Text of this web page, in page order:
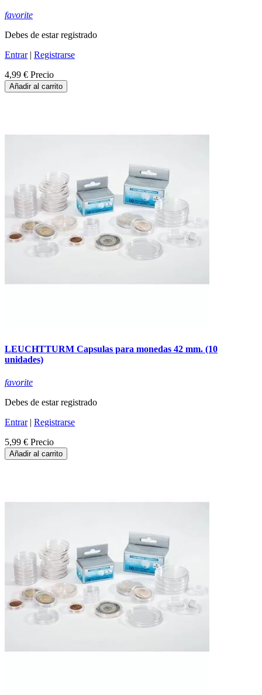
favorite
Debes de estar registrado
Entrar| Registrarse
4,99 € Precio
Añadir al carrito
LEUCHTTURM Capsulas para monedas 42 mm. (10
unidades)
favorite
Debes de estar registrado
Entrar| Registrarse
5,99 € Precio
Añadir al carrito